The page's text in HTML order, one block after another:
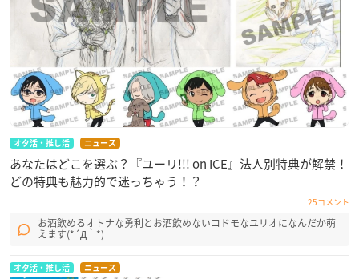
オタ活・推し活 ニュース
あなたはどこを選ぶ？『ユーリ!!! on ICE』法人別特典が解禁！
どの特典も魅力的で迷っちゃう！？
25コメント
お酒飲めるオトナな勇利とお酒飲めないコドモなユリオになんだか萌
えます(*´Д｀*)
オタ活・推し活 ニュース